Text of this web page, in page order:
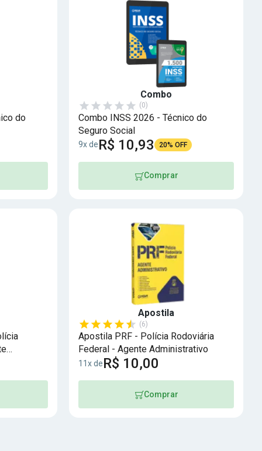
do
Combo
(0)
Combo INSS 2026 - Técnico do
Seguro Social
9x deR$ 10,93 20% OFF
Comprar
Apostila
(6)
Apostila PRF - Polícia Rodoviária
Federal - Agente Administrativo
11x deR$ 10,00
Comprar